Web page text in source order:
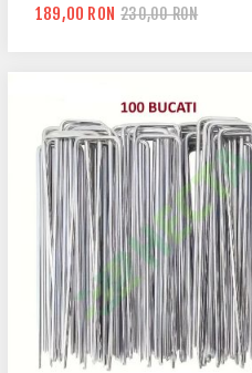
189,00 RON 230,00 RON